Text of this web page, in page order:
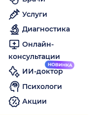
Услуги
Диагностика
Онлайн-
консультации
ИИ-доктор
Психологи
Акции